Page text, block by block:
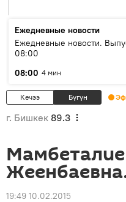
Ежедневные новости
Ежедневные новости.
08:00
08:00 4 мин
Кечээ Бүгүн
г. Бишкек 89.3
19:49 10.02.2015